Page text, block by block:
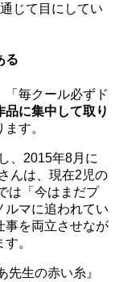
じて目にしてい
る
「毎クール必ずド
品に集中して取り
す。
、2015年8月に
んは、現在2児の
は「今はまだプ
ルマに追われてい
事を両立させなが
。
生の赤い糸』